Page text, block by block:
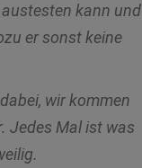
kann und
er sonst keine
wir kommen
Jedes Mal ist was